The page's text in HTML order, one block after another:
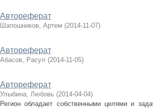
Автореферат
Шапошников, Артем (2014-11-07)
Автореферат
Абасов, Расул (2014-11-05)
Автореферат
Улыбина, Любовь (2014-04-04)
Регион обладает собственными целями и